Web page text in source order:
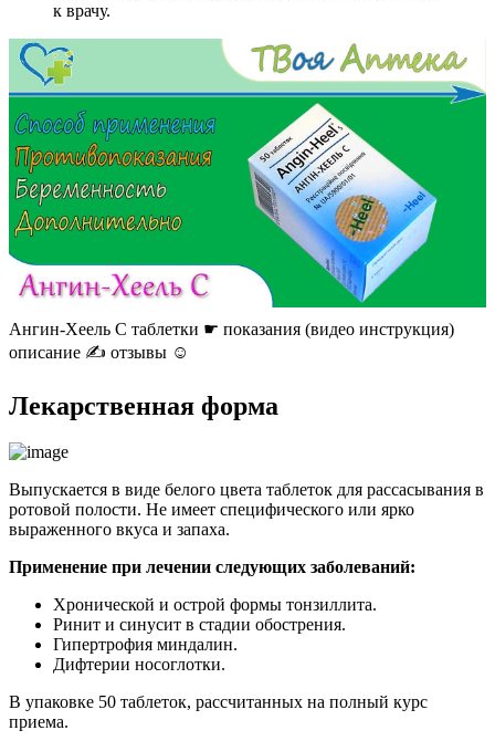
к врачу.
Ангин-Хеель С таблетки ☛ показания (видео инструкция)
описание ✍ отзывы ☺️
Лекарственная форма
Выпускается в виде белого цвета таблеток для рассасывания в
ротовой полости. Не имеет специфического или ярко
выраженного вкуса и запаха.
Применение при лечении следующих заболеваний:
Хронической и острой формы тонзиллита.
Ринит и синусит в стадии обострения.
Гипертрофия миндалин.
Дифтерии носоглотки.
В упаковке 50 таблеток, рассчитанных на полный курс
приема.